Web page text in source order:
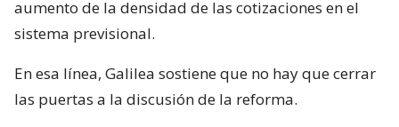
aumento de la densidad de las cotizaciones en el
sistema previsional.
En esa línea, Galilea sostiene que no hay que cerrar
las puertas a la discusión de la reforma.